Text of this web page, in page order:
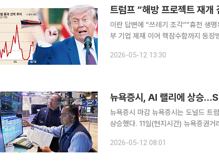
트럼프 “해방 프로젝트 재
이란 답변에 “쓰레기 조각”“휴전 생
부 기업 제재 이어 핵잠수함까지 등
는 더 큰 군사 작전의 일부분에 불과
2026-05-12 13:30
뉴욕증시 마감 뉴욕증시는 도널드 트럼프 미국 대통령이 이란 측 종전 제안을 거부했다는 소식에도
상승했다. 11일(현지시간) 뉴욕증권거래소에서 다우지수는 전 거래일 대비 95.31포인트(0.19%)
주 중심의 나스닥지수는 27.05포인
2026-05-12 08:01